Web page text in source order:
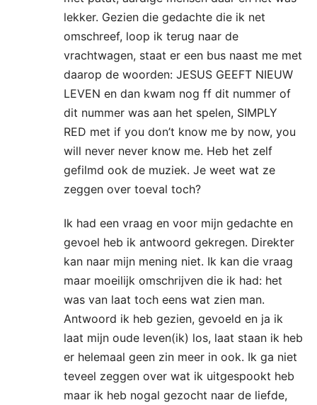
lekker. Gezien die gedachte die ik net
omschreef, loop ik terug naar de
vrachtwagen, staat er een bus naast me met
daarop de woorden: JESUS GEEFT NIEUW
LEVEN en dan kwam nog ff dit nummer of
dit nummer was aan het spelen, SIMPLY
RED met if you don’t know me by now, you
will never never know me. Heb het zelf
gefilmd ook de muziek. Je weet wat ze
zeggen over toeval toch?
Ik had een vraag en voor mijn gedachte en
gevoel heb ik antwoord gekregen. Direkter
kan naar mijn mening niet. Ik kan die vraag
maar moeilijk omschrijven die ik had: het
was van laat toch eens wat zien man.
Antwoord ik heb gezien, gevoeld en ja ik
laat mijn oude leven(ik) los, laat staan ik heb
er helemaal geen zin meer in ook. Ik ga niet
teveel zeggen over wat ik uitgespookt heb
maar ik heb nogal gezocht naar de liefde,